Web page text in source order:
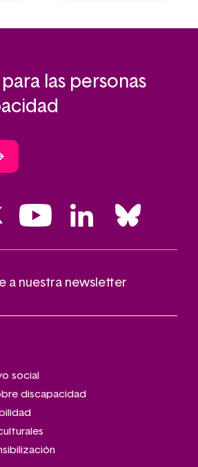
las personas
a nuestra newsletter
social
discapacidad